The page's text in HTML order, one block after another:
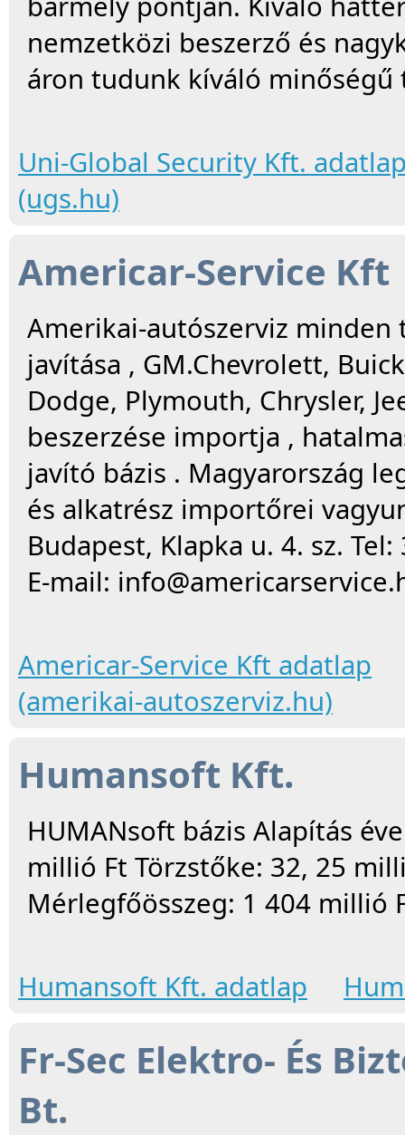
nemzetközi beszerző és
áron tudunk kíváló
Uni-Global Security Kft.
(ugs.hu)
Americar-Service Kft
Amerikai-autószerviz
javítása , GM.Chevrolett,
Dodge, Plymouth, Chrysler,
beszerzése importja ,
javító bázis . Magyarország
és alkatrész importőrei
Budapest, Klapka u. 4. sz.
E-mail:
Americar-Service Kft adatlap
(amerikai-autoszerviz.hu)
Humansoft Kft.
HUMANsoft bázis Alapítás
millió Ft Törzstőke: 32, 25
Mérlegfőösszeg: 1 404 millió
Humansoft Kft. adatlap
Fr-Sec Elektro- És
Bt.